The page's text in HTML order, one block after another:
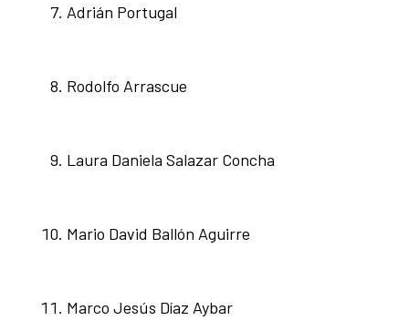
Adrián Portugal
Rodolfo Arrascue
Laura Daniela Salazar Concha
Mario David Ballón Aguirre
Marco Jesús Díaz Aybar